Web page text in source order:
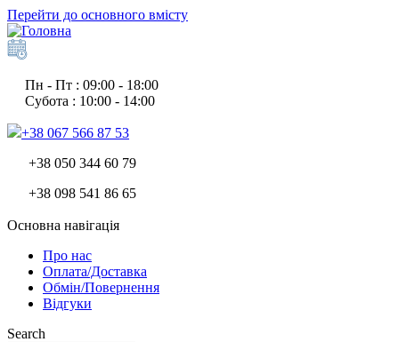
Перейти до основного вмісту
Пн - Пт : 09:00 - 18:00
Субота : 10:00 - 14:00
+38 067 566 87 53
+38 050 344 60 79
+38 098 541 86 65
Основна навігація
Про нас
Оплата/Доставка
Обмін/Повернення
Відгуки
Search